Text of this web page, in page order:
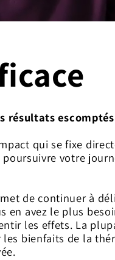
résultats
qui se fixe
votre
de continuer à
en avez le plus
les effets. La
bienfaits de la